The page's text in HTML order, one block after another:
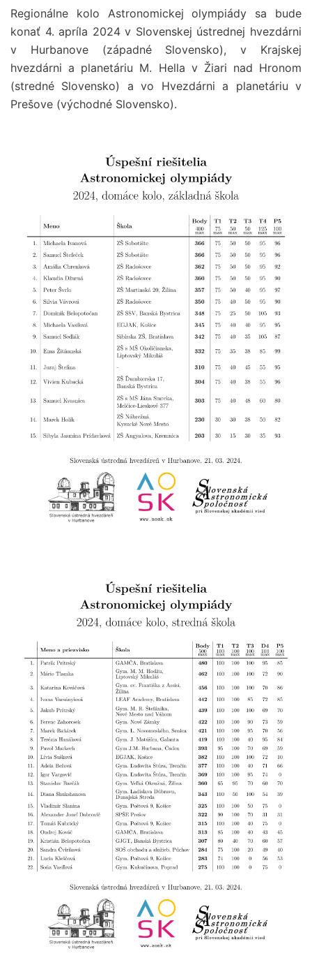
Regionálne kolo Astronomickej olympiády sa bude
konať 4. apríla 2024 v Slovenskej ústrednej hvezdárni
v Hurbanove (západné Slovensko), v Krajskej
hvezdárni a planetáriu M. Hella v Žiari nad Hronom
(stredné Slovensko) a vo Hvezdárni a planetáriu v
Prešove (východné Slovensko).